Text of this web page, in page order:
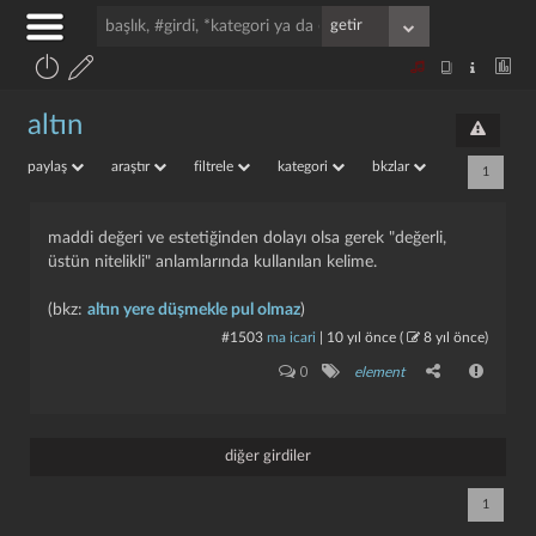
altın
paylaş araştır filtrele kategori bkzlar 1
maddi değeri ve estetiğinden dolayı olsa gerek "değerli,
üstün nitelikli" anlamlarında kullanılan kelime.
(bkz: altın yere düşmekle pul olmaz)
#1503 ma icari 10 yıl önce ( 8 yıl önce)
0 element
diğer girdiler
1